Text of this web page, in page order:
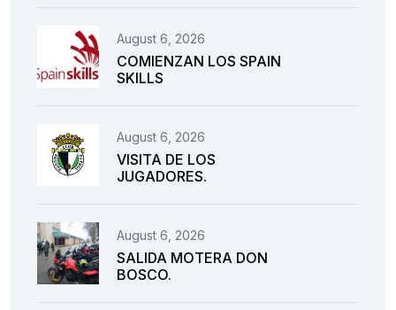
August 6, 2026
COMIENZAN LOS SPAIN
SKILLS
August 6, 2026
VISITA DE LOS
JUGADORES.
August 6, 2026
SALIDA MOTERA DON
BOSCO.